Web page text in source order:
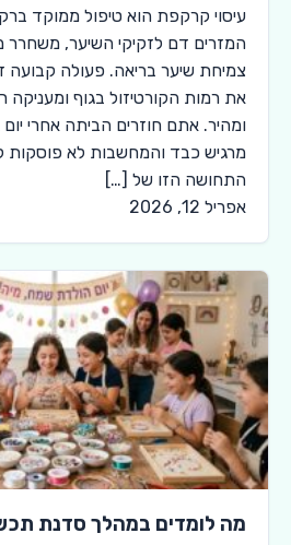
עיסוי קרקפת הוא טיפול ממוקד
המזרים דם לזקיקי השיער, משחרר
צמיחת שיער בריאה. פעולה קבועה
את רמות הקורטיזול בגוף ומעניקה
ומהיר. אתם חוזרים הביתה אחרי
מרגיש כבד והמחשבות לא פוסקות
התחושה הזו של […]
אפריל 12, 2026
מה לומדים במהלך סדנת